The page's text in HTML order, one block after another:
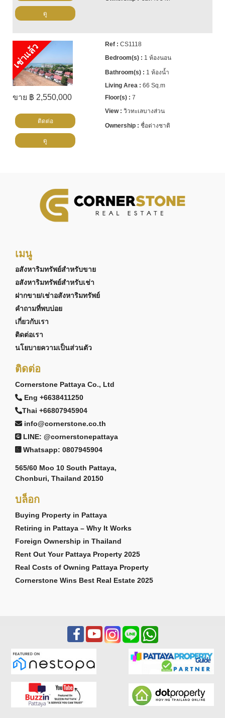
ดู
เช่าแล้ว
ขาย ฿ 2,550,000
CS1118
1 ห้องนอน
1 ห้องน้ำ
66 Sq.m
7
วิวทะเลบางส่วน
ชื่อต่างชาติ
ติดต่อ
ดู
เมนู
อสังหาริมทรัพย์สำหรับขาย
อสังหาริมทรัพย์สำหรับเช่า
ฝากขาย/เช่าอสังหาริมทรัพย์
คำถามที่พบบ่อย
เกี่ยวกับเรา
ติดต่อเรา
นโยบายความเป็นส่วนตัว
ติดต่อ
Cornerstone Pattaya Co., Ltd
Eng +6638411250
Thai +66807945904
info@cornerstone.co.th
LINE: @cornerstonepattaya
Whatsapp: 0807945904
565/60 Moo 10 South Pattaya,
Chonburi, Thailand 20150
บล็อก
Buying Property in Pattaya
Retiring in Pattaya – Why It Works
Foreign Ownership in Thailand
Rent Out Your Pattaya Property 2025
Real Costs of Owning Pattaya Property
Cornerstone Wins Best Real Estate 2025